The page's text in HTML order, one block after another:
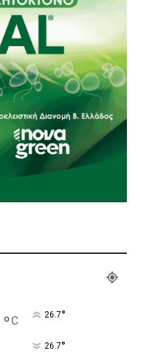
°C 26.7°
26.7°